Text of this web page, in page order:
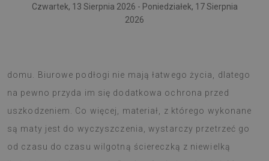
Czwartek, 13 Sierpnia 2026 - Poniedziałek, 17 Sierpnia
2026
domu. Biurowe podłogi nie mają łatwego życia, dlatego
na pewno przyda im się dodatkowa ochrona przed
uszkodzeniem. Co więcej, materiał, z którego wykonane
są maty jest do wyczyszczenia, wystarczy przetrzeć go
od czasu do czasu wilgotną ściereczką z niewielką